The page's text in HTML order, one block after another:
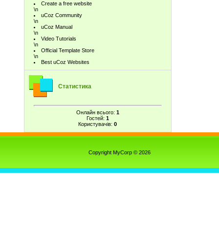
Create a free website
\n
uCoz Community
\n
uCoz Manual
\n
Video Tutorials
\n
Official Template Store
\n
Best uCoz Websites
Статистика
Онлайн всього: 1
Гостей: 1
Користувачів:0
Copyright MyCorp © 2026